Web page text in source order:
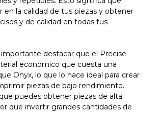
en la calidad de tus piezas y obtener
y de calidad en todas tus
destacar que el Precise
económico que cuesta una
Onyx, lo que lo hace ideal para crear
piezas de bajo rendimiento.
puedes obtener piezas de alta
que invertir grandes cantidades de